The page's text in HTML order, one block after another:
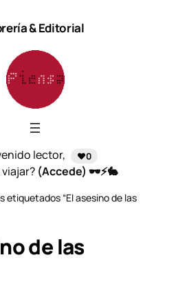
& Editorial
lector, ❤️0
viajar? (Accede) 🕶️⚡🐇
etiquetados “El asesino de las
de las